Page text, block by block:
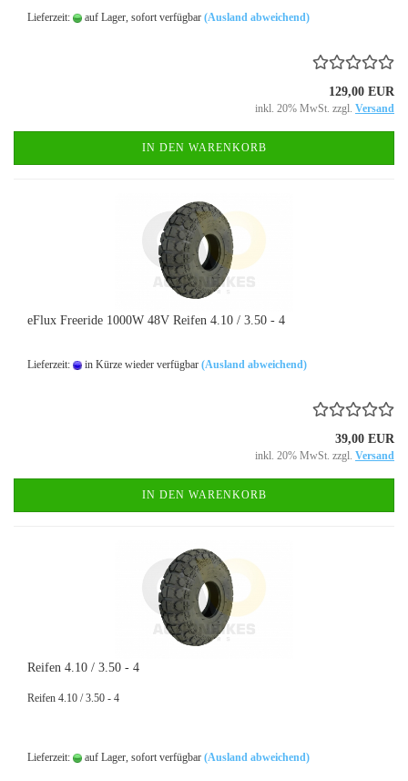
Lieferzeit: auf Lager, sofort verfügbar (Ausland abweichend)
129,00 EUR
inkl. 20% MwSt. zzgl. Versand
IN DEN WARENKORB
eFlux Freeride 1000W 48V Reifen 4.10 / 3.50 - 4
Lieferzeit: in Kürze wieder verfügbar (Ausland abweichend)
39,00 EUR
inkl. 20% MwSt. zzgl. Versand
IN DEN WARENKORB
Reifen 4.10 / 3.50 - 4
Reifen 4.10 / 3.50 - 4
Lieferzeit: auf Lager, sofort verfügbar (Ausland abweichend)